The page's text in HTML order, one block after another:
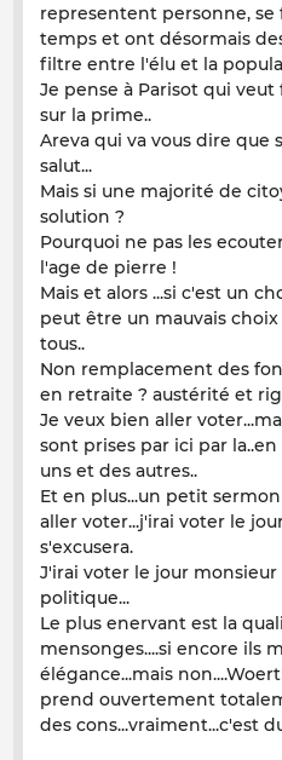
representent personne,
temps et ont désormais
filtre entre l'élu et la
Je pense à Parisot qui
sur la prime..
Areva qui va vous dire que
salut...
Mais si une majorité de
solution ?
Pourquoi ne pas les
l'age de pierre !
Mais et alors ...si c'est un
peut être un mauvais
tous..
Non remplacement des
en retraite ? austérité et
Je veux bien aller
sont prises par ici par
uns et des autres..
Et en plus...un petit
aller voter...j'irai voter le
s'excusera.
J'irai voter le jour
politique...
Le plus enervant est la
mensonges....si encore ils
élégance...mais
prend ouvertement
des cons...vraiment...c'est